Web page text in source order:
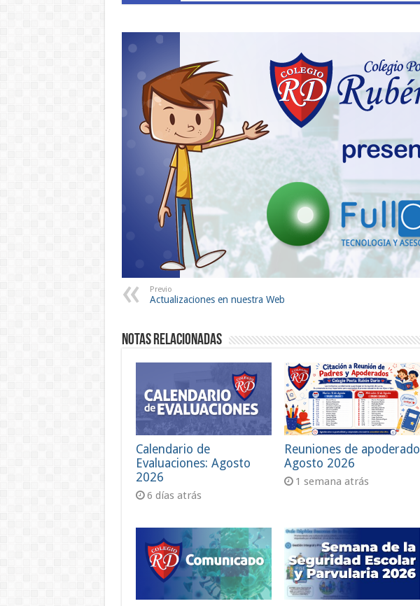
Previo
Actualizaciones en nuestra Web
Notas Relacionadas
Calendario de
Evaluaciones: Agosto
2026
6 días atrás
Reuniones de apoderado
Agosto 2026
1 semana atrás